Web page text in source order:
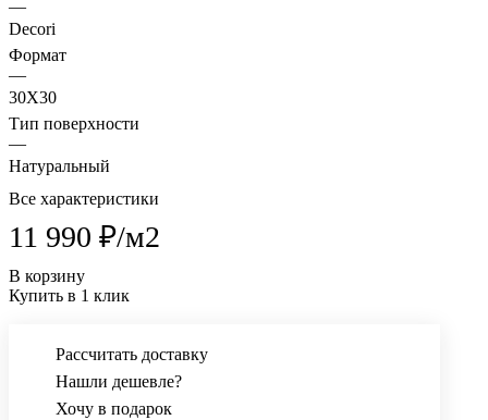
—
Decori
Формат
—
30X30
Тип поверхности
—
Натуральный
Все характеристики
11 990 ₽/м2
В корзину
Купить в 1 клик
Рассчитать доставку
Нашли дешевле?
Хочу в подарок